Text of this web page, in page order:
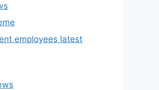
employees latest